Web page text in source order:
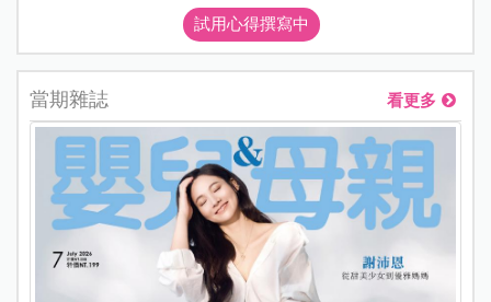
試用心得撰寫中
當期雜誌 看更多